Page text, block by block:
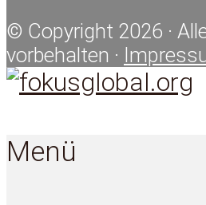
© Copyright 2026 ·
vorbehalten ·
Menü